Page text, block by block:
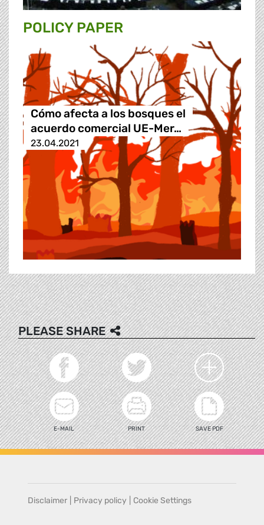
POLICY PAPER
Cómo afecta a los bosques el
acuerdo comercial UE-Mer…
23.04.2021
PLEASE SHARE
E-MAIL PRINT SAVE PDF
Disclaimer Privacy policy Cookie Settings